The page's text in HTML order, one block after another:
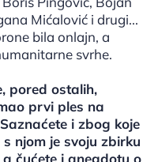
Mićalović i drugi...
bila onlajn, a
svrhe.
pored ostalih,
prvi ples na
i zbog koje
njom je svoju zbirku
čućete i anegdotu o